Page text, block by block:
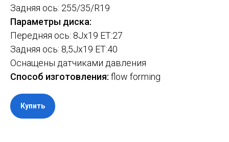
Задняя ось: 255/35/R19
Параметры диска:
Передняя ось: 8Jx19 ET:27
Задняя ось: 8,5Jx19 ET:40
Оснащены датчиками давления
Способ изготовления: flow forming
Купить